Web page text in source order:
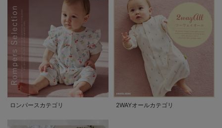
ロンパースカテゴリ 2WAYオールカテゴリ